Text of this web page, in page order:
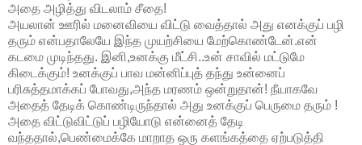
அதை அழித்து விடலாம் சீதை!
அயலான் ஊரில் மனைவியை விட்டு வைத்தால் அது எனக்குப் பழி
தரும் என்பதாலேயே இந்த முயற்சியை மேற்கொண்டேன்.என்
கடமை முடிந்தது. இனி,உனக்கு மீட்சி..உன் சாவில் மட்டுமே
கிடைக்கும்! உனக்குப் பாவ மன்னிப்புத் தந்து உன்னைப்
பரிசுத்தமாக்கப் போவது,அந்த மரணம் ஒன்றுதான்! நீயாகவே
அதைத் தேடிக் கொண்டிருந்தால் அது உனக்குப் பெருமை தரும் !
அதை விட்டுவிட்டுப் பழியோடு என்னைத் தேடி
வந்ததால்,பெண்மைக்கே மாறாத ஒரு களங்கத்தை ஏற்படுத்தி